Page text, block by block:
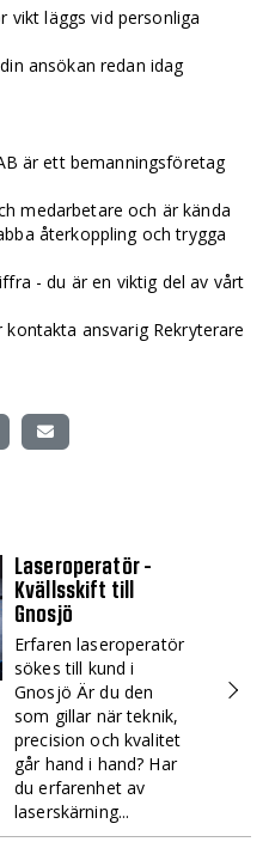
vikt läggs vid personliga
ansökan redan idag
är ett bemanningsföretag
medarbetare och är kända
återkoppling och trygga
- du är en viktig del av vårt
ansvarig Rekryterare
Laseroperatör -
Kvällsskift till
Gnosjö
Erfaren laseroperatör
sökes till kund i
Gnosjö Är du den
som gillar när teknik,
precision och kvalitet
går hand i hand? Har
du erfarenhet av
laserskärning...